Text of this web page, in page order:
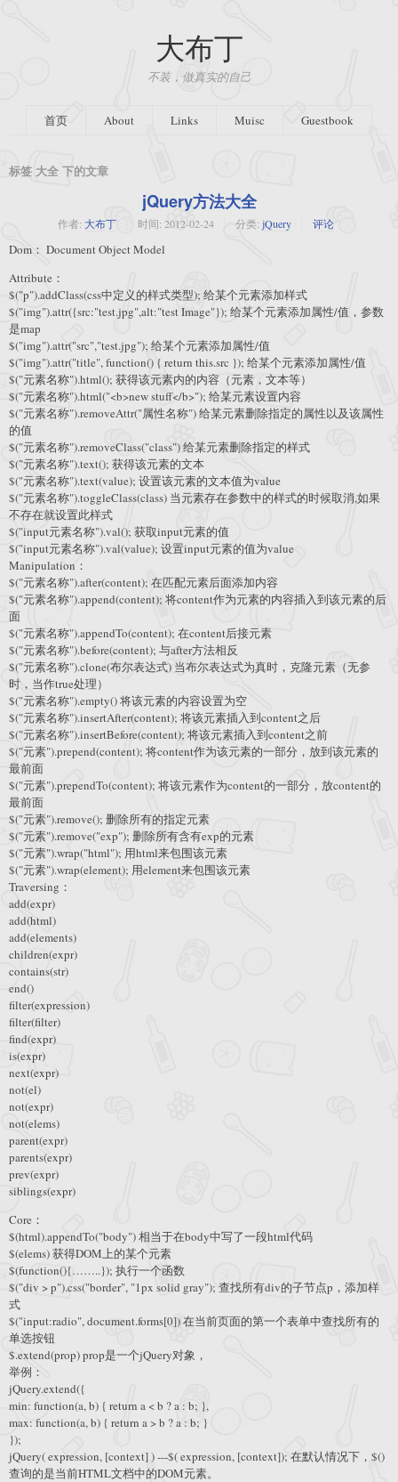
大布丁
不装，做真实的自己
首页 About Links Muisc Guestbook
标签 大全 下的文章
jQuery方法大全
作者: 大布丁 时间: 2012-02-24 分类: jQuery 评论
Dom： Document Object Model
Attribute：
$("p").addClass(css中定义的样式类型); 给某个元素添加样式
$("img").attr({src:"test.jpg",alt:"test Image"}); 给某个元素添加属性/值，参数
是map
$("img").attr("src","test.jpg"); 给某个元素添加属性/值
$("img").attr("title", function() { return this.src }); 给某个元素添加属性/值
$("元素名称").html(); 获得该元素内的内容（元素，文本等）
$("元素名称").html("<b>new stuff</b>"); 给某元素设置内容
$("元素名称").removeAttr("属性名称") 给某元素删除指定的属性以及该属性
的值
$("元素名称").removeClass("class") 给某元素删除指定的样式
$("元素名称").text(); 获得该元素的文本
$("元素名称").text(value); 设置该元素的文本值为value
$("元素名称").toggleClass(class) 当元素存在参数中的样式的时候取消,如果
不存在就设置此样式
$("input元素名称").val(); 获取input元素的值
$("input元素名称").val(value); 设置input元素的值为value
Manipulation：
$("元素名称").after(content); 在匹配元素后面添加内容
$("元素名称").append(content); 将content作为元素的内容插入到该元素的后
面
$("元素名称").appendTo(content); 在content后接元素
$("元素名称").before(content); 与after方法相反
$("元素名称").clone(布尔表达式) 当布尔表达式为真时，克隆元素（无参
时，当作true处理）
$("元素名称").empty() 将该元素的内容设置为空
$("元素名称").insertAfter(content); 将该元素插入到content之后
$("元素名称").insertBefore(content); 将该元素插入到content之前
$("元素").prepend(content); 将content作为该元素的一部分，放到该元素的
最前面
$("元素").prependTo(content); 将该元素作为content的一部分，放content的
最前面
$("元素").remove(); 删除所有的指定元素
$("元素").remove("exp"); 删除所有含有exp的元素
$("元素").wrap("html"); 用html来包围该元素
$("元素").wrap(element); 用element来包围该元素
Traversing：
add(expr)
add(html)
add(elements)
children(expr)
contains(str)
end()
filter(expression)
filter(filter)
find(expr)
is(expr)
next(expr)
not(el)
not(expr)
not(elems)
parent(expr)
parents(expr)
prev(expr)
siblings(expr)
Core：
$(html).appendTo("body") 相当于在body中写了一段html代码
$(elems) 获得DOM上的某个元素
$(function(){……..}); 执行一个函数
$("div > p").css("border", "1px solid gray"); 查找所有div的子节点p，添加样
式
$("input:radio", document.forms[0]) 在当前页面的第一个表单中查找所有的
单选按钮
$.extend(prop) prop是一个jQuery对象，
举例：
jQuery.extend({
min: function(a, b) { return a < b ? a : b; },
max: function(a, b) { return a > b ? a : b; }
});
jQuery( expression, [context] ) ---$( expression, [context]); 在默认情况下，$()
查询的是当前HTML文档中的DOM元素。